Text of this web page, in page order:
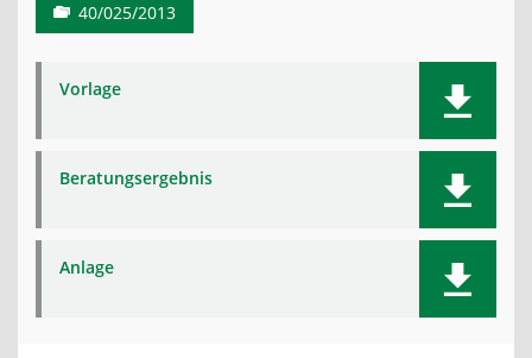
40/025/2013
Vorlage
Beratungsergebnis
Anlage